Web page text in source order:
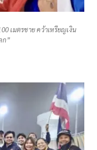
เมตรชาย คว้าเหรียญเงิน
ก”